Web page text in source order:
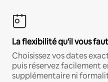
La flexibilité qu'il vous faut
Choisissez vos dates
puis réservez facilement
supplémentaire ni